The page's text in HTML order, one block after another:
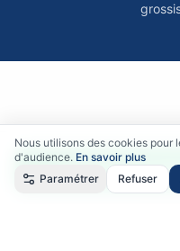
Nous utilisons des cookies pour
d'audience. En savoir plus
Paramétrer
Refuser
Accéder